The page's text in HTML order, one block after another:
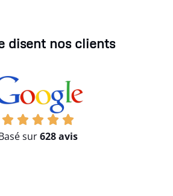
disent nos clients
sur628 avis